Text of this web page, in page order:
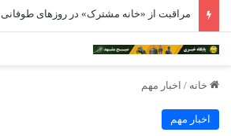
مراقبت از «خانه مشترک» در روزهای طوفانی
خانه / اخبار مهم
اخبار مهم